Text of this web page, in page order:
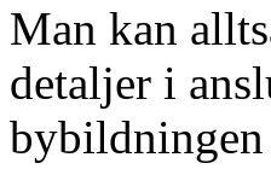
Man kan
detaljer i
bybildningen